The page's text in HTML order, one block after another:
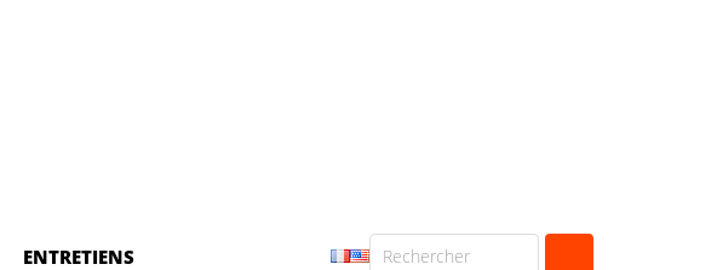
ENTRETIENS